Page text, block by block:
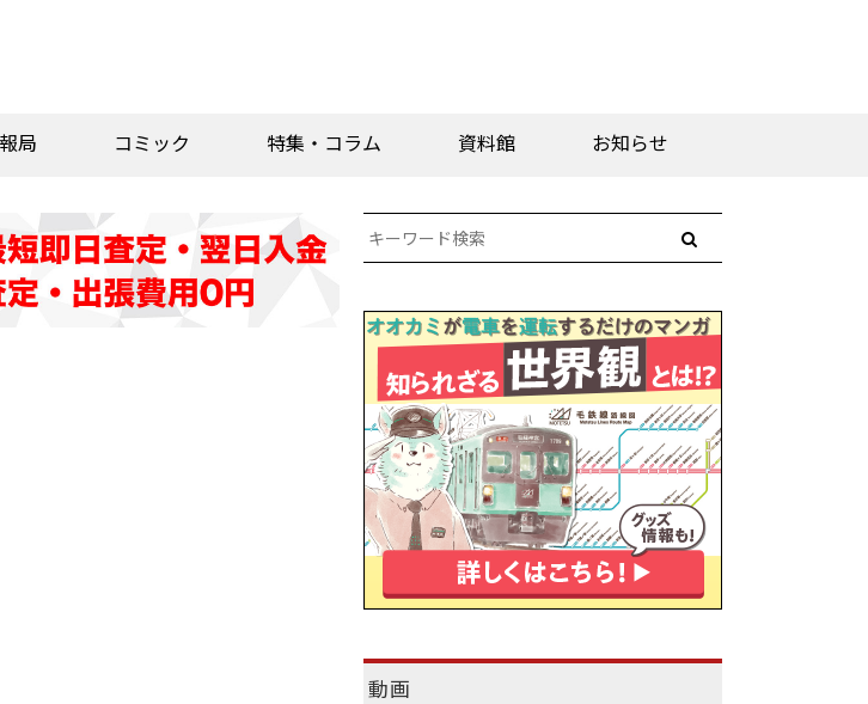
局 コミック 特集・コラム 資料館 お知らせ
動画